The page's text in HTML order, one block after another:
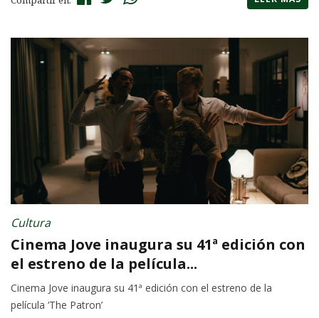
Cultura
Cinema Jove inaugura su 41ª edición con
el estreno de la película...
Cinema Jove inaugura su 41ª edición con el estreno de la
película ‘The Patron’